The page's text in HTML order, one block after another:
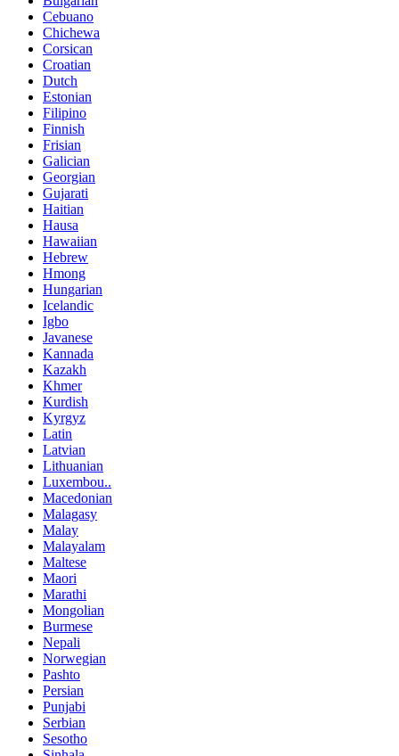
Cebuano
Chichewa
Corsican
Croatian
Dutch
Estonian
Filipino
Finnish
Frisian
Galician
Georgian
Gujarati
Haitian
Hausa
Hawaiian
Hebrew
Hmong
Hungarian
Icelandic
Igbo
Javanese
Kannada
Kazakh
Khmer
Kurdish
Kyrgyz
Latin
Latvian
Lithuanian
Luxembou..
Macedonian
Malagasy
Malay
Malayalam
Maltese
Maori
Marathi
Mongolian
Burmese
Nepali
Norwegian
Pashto
Persian
Punjabi
Serbian
Sesotho